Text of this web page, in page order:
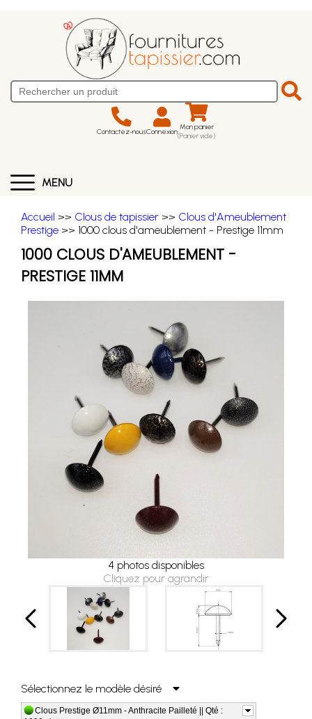
Contactez-nousConnexion Mon panier
(Panier vide)
MENU
Accueil >> Clous de tapissier >> Clous d'Ameublement
Prestige >> 1000 clous d'ameublement - Prestige 11mm
1000 CLOUS D'AMEUBLEMENT -
PRESTIGE 11MM
4 photos disponibles
Cliquez pour agrandir
Sélectionnez le modèle désiré
Clous Prestige Ø11mm - Anthracite Pailleté || Qté :